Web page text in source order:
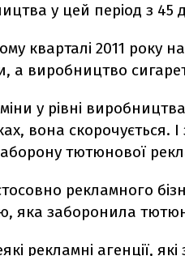
у цей період з 45
кварталі 2011 року
а виробництво
у рівні
вона скорочується.
тютюнової
рекламного
яка заборонила
рекламні агенції,